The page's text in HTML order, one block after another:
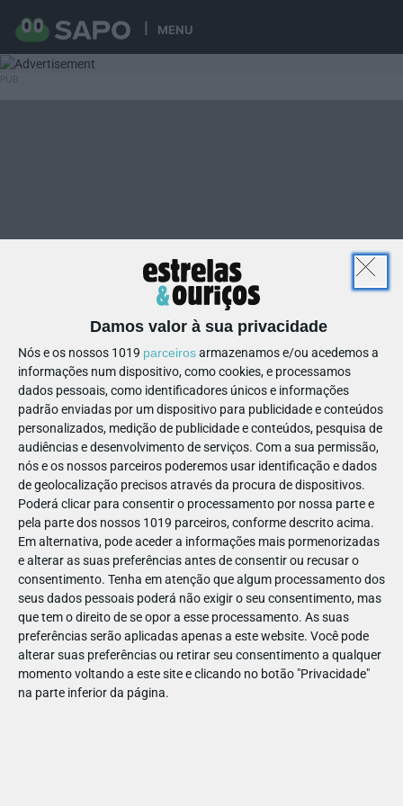
MENU
Damos valor à sua privacidade
Nós e os nossos 1019 parceirosarmazenamos e/ou acedemos a
informações num dispositivo, como cookies, e processamos
dados pessoais, como identificadores únicos e informações
padrão enviadas por um dispositivo para publicidade e conteúdos
personalizados, medição de publicidade e conteúdos, pesquisa de
audiências e desenvolvimento de serviços. Com a sua permissão,
nós e os nossos parceiros poderemos usar identificação e dados
de geolocalização precisos através da procura de dispositivos.
Poderá clicar para consentir o processamento por nossa parte e
pela parte dos nossos 1019 parceiros, conforme descrito acima.
Em alternativa, pode aceder a informações mais pormenorizadas
e alterar as suas preferências antes de consentir ou recusar o
consentimento. Tenha em atenção que algum processamento dos
seus dados pessoais poderá não exigir o seu consentimento, mas
que tem o direito de se opor a esse processamento. As suas
preferências serão aplicadas apenas a este website. Você pode
alterar suas preferências ou retirar seu consentimento a qualquer
momento voltando a este site e clicando no botão "Privacidade"
na parte inferior da página.
23
85427323398213